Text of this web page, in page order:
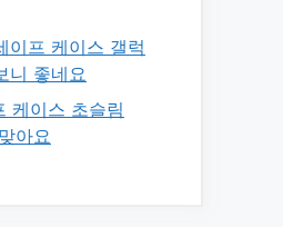
이프 케이스 갤럭
니 좋네요
케이스 초슬림
아요